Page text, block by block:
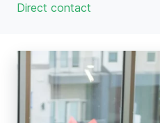
Direct contact